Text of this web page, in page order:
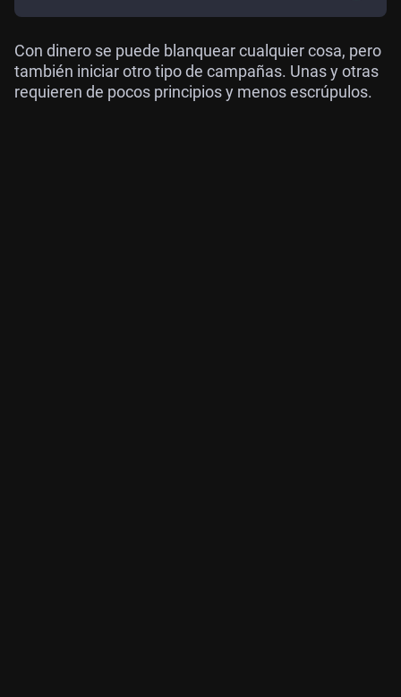
Con dinero se puede blanquear cualquier cosa, pero
también iniciar otro tipo de campañas. Unas y otras
requieren de pocos principios y menos escrúpulos.